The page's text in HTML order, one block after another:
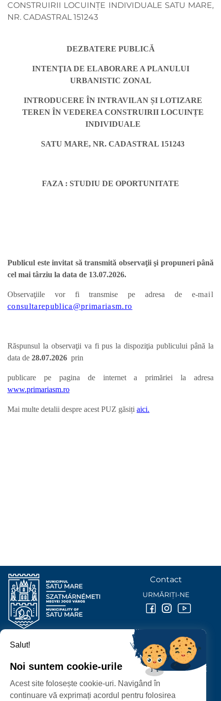
CONSTRUIRII LOCUINȚE INDIVIDUALE SATU MARE,
NR. CADASTRAL 151243
DEZBATERE PUBLICĂ
INTENŢIA DE ELABORARE A PLANULUI
URBANISTIC ZONAL
INTRODUCERE ÎN INTRAVILAN ȘI LOTIZARE
TEREN ÎN VEDEREA CONSTRUIRII LOCUINȚE
INDIVIDUALE
SATU MARE, NR. CADASTRAL 151243
FAZA : STUDIU DE OPORTUNITATE
Publicul este invitat să transmită observaţii şi propuneri până
cel mai târziu la data de 13.07.2026.
Observaţiile vor fi transmise pe adresa de e-mail
consultarepublica@primariasm.ro
Răspunsul la observaţii va fi pus la dispoziţia publicului până la
data de 28.07.2026 prin
publicare pe pagina de internet a primăriei la adresa
www.primariasm.ro
Mai multe detalii despre acest PUZ găsiți aici.
PROTECȚIA DATELOR PERSONALE
PRIMĂRIA MUNICIPIULUI
P-ȚA 25 OCTOMBRIE, NR. 1 CORP M, 440026 SATU MARE
Contact
URMĂRIȚI-NE
Salut!
Noi suntem cookie-urile
Acest site folosește cookie-uri. Navigând în
continuare vă exprimați acordul pentru folosirea